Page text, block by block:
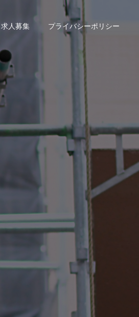
求人募集 プライバシーポリシー